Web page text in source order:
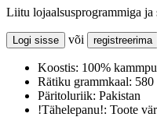
Liitu lojaalsusprogrammiga ja
Logi sisse või registreerima
Koostis: 100%
Rätiku grammkaal: 580
Päritoluriik: Pakistan
!Tähelepanu!: Toote